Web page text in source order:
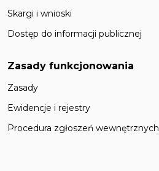
Skargi i wnioski
Dostęp do informacji publicznej
Zasady funkcjonowania
Zasady
Ewidencje i rejestry
Procedura zgłoszeń wewnętrznych